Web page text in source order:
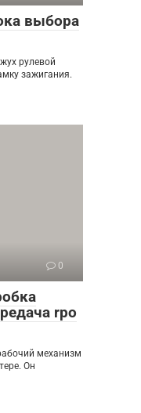
выбора
рулевой
зажигания.
0
rpo
механизм
Он